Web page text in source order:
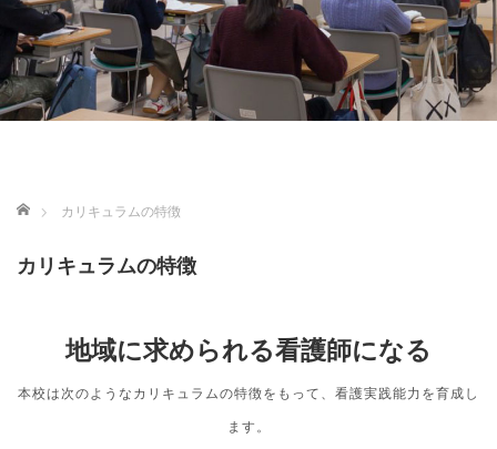
v
t
ホーム カリキュラムの特徴
カリキュラムの特徴
地域に求められる看護師になる
本校は次のようなカリキュラムの特徴をもって、看護実践能力を育成し
ます。